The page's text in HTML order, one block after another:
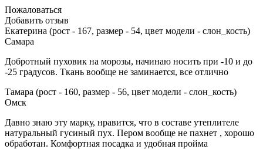
Пожаловаться
Добавить отзыв
Екатерина (рост - 167, размер - 54, цвет модели - слон_кость)
Самара
Добротный пуховик на морозы, начинаю носить при -10 и до
-25 градусов. Ткань вообще не заминается, все отлично
Тамара (рост - 160, размер - 56, цвет модели - слон_кость)
Омск
Давно знаю эту марку, нравится, что в составе утеплителе
натуральный гусиный пух. Пером вообще не пахнет , хорошо
обработан. Комфортная посадка и удобная пройма